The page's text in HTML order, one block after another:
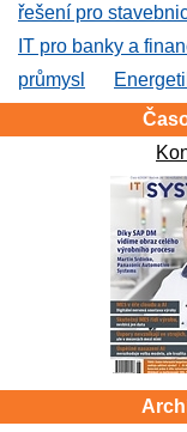
řešení pro
IT pro banky a
průmysl